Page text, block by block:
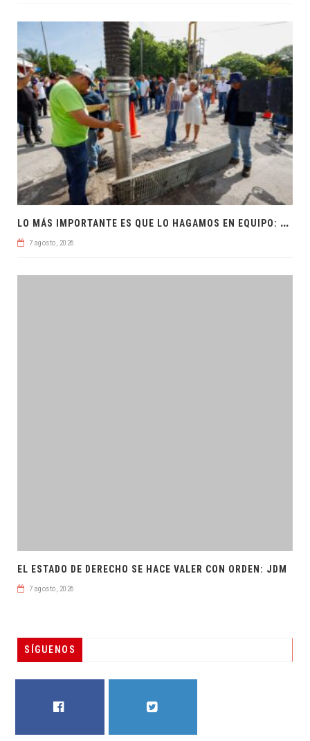
L
O MÁS IMPORTANTE ES QUE LO HAGAMOS EN EQUIPO: CPL
7 agosto, 2026
EL ESTADO DE DERECHO SE HACE VALER CON ORDEN: JDM
7 agosto, 2026
SÍGUENOS